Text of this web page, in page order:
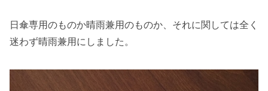
日傘専用のものか晴雨兼用のものか、それに関しては全く
迷わず晴雨兼用にしました。